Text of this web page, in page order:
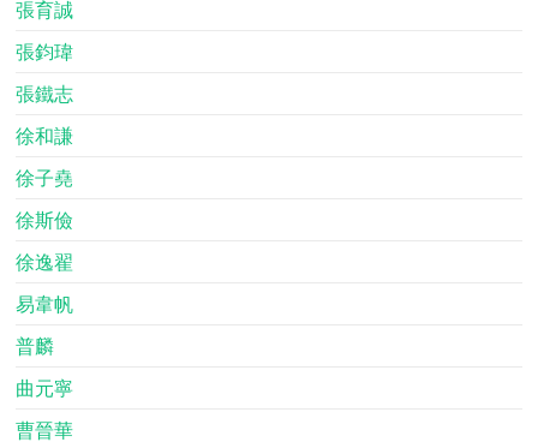
張育誠
張鈞瑋
張鐵志
徐和謙
徐子堯
徐斯儉
徐逸翟
易韋帆
普麟
曲元寧
曹晉華